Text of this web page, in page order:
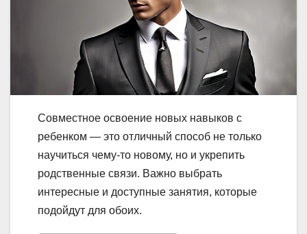
Совместное освоение новых навыков с
ребенком — это отличный способ не только
научиться чему-то новому, но и укрепить
родственные связи. Важно выбрать
интересные и доступные занятия, которые
подойдут для обоих.